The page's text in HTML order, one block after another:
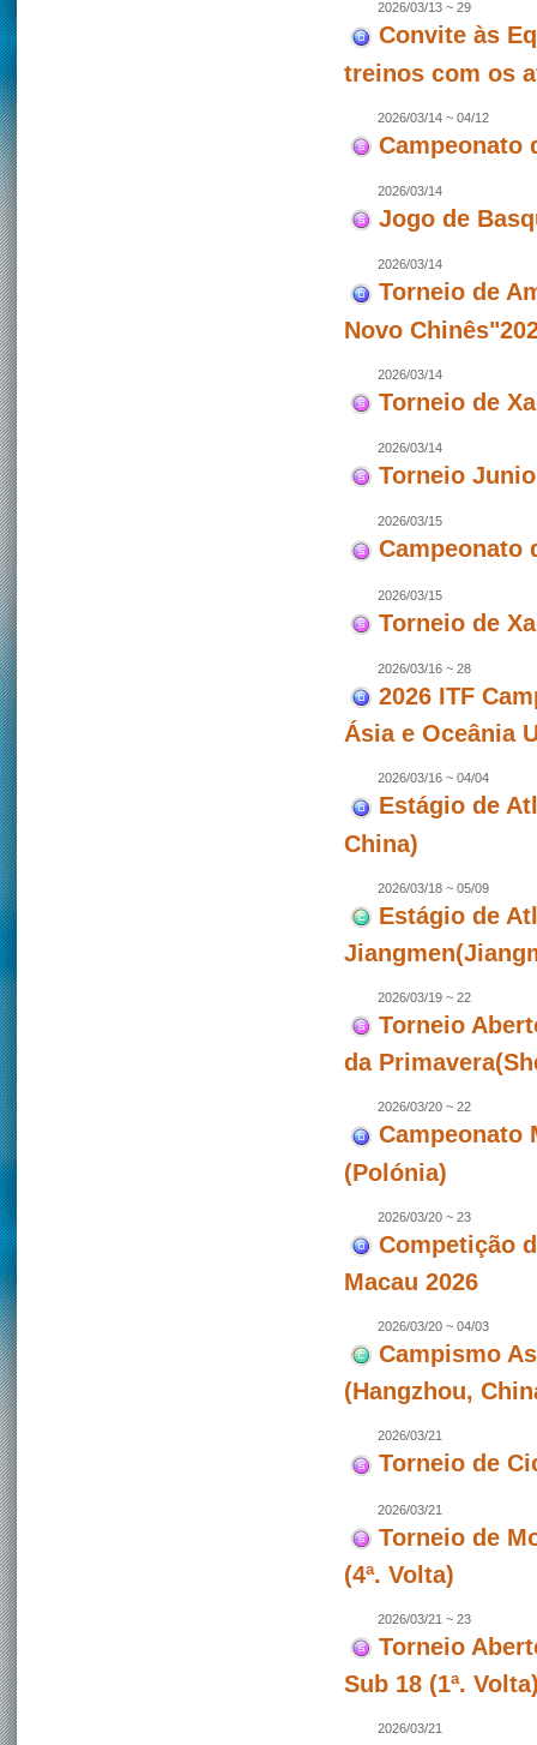
2026/03/13 ~ 29
Convite às
treinos com os
2026/03/14 ~ 04/12
Campeonato
2026/03/14
Jogo de
2026/03/14
Torneio de
Novo
2026/03/14
Torneio de
2026/03/14
Torneio
2026/03/15
Campeonato
2026/03/15
Torneio de
2026/03/16 ~ 28
2026 ITF
Ásia e Oceânia
2026/03/16 ~ 04/04
Estágio de
China)
2026/03/18 ~ 05/09
Estágio de
2026/03/19 ~ 22
Torneio
da
2026/03/20 ~ 22
Campeonato
(Polónia)
2026/03/20 ~ 23
Competição
Macau 2026
2026/03/20 ~ 04/03
Campismo
(Hangzhou,
2026/03/21
Torneio de
2026/03/21
Torneio de
(4ª. Volta)
2026/03/21 ~ 23
Torneio
Sub 18 (1ª.
2026/03/21